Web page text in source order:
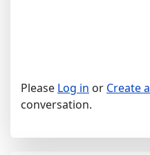
Please Log in or Create
conversation.